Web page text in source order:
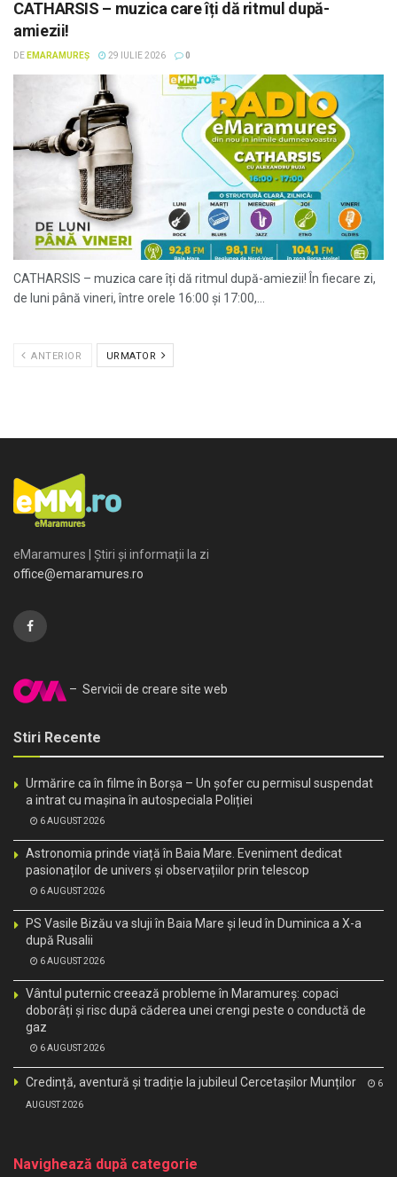
CATHARSIS – muzica care îți dă ritmul după-
amiezii!
DE EMARAMUREȘ 29 IULIE 2026 0
CATHARSIS – muzica care îți dă ritmul după-amiezii! În fiecare zi,
de luni până vineri, între orele 16:00 și 17:00,...
ANTERIOR URMATOR
eMaramures | Știri și informații la zi
office@emaramures.ro
– Servicii de creare site web
Stiri Recente
Urmărire ca în filme în Borșa – Un șofer cu permisul suspendat
a intrat cu mașina în autospeciala Poliției
6 AUGUST 2026
Astronomia prinde viață în Baia Mare. Eveniment dedicat
pasionaților de univers și observațiilor prin telescop
6 AUGUST 2026
PS Vasile Bizău va sluji în Baia Mare și Ieud în Duminica a X-a
după Rusalii
6 AUGUST 2026
Vântul puternic creează probleme în Maramureș: copaci
doborâți și risc după căderea unei crengi peste o conductă de
gaz
6 AUGUST 2026
Credință, aventură și tradiție la jubileul Cercetașilor Munților 6
AUGUST 2026
Navighează după categorie